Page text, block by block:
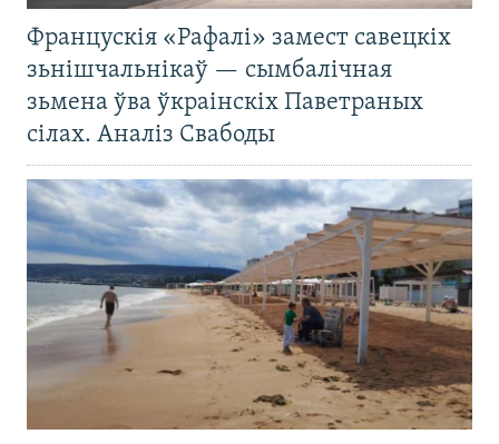
Францускія «Рафалі» замест савецкіх
зьнішчальнікаў — сымбалічная
зьмена ўва ўкраінскіх Паветраных
сілах. Аналіз Свабоды